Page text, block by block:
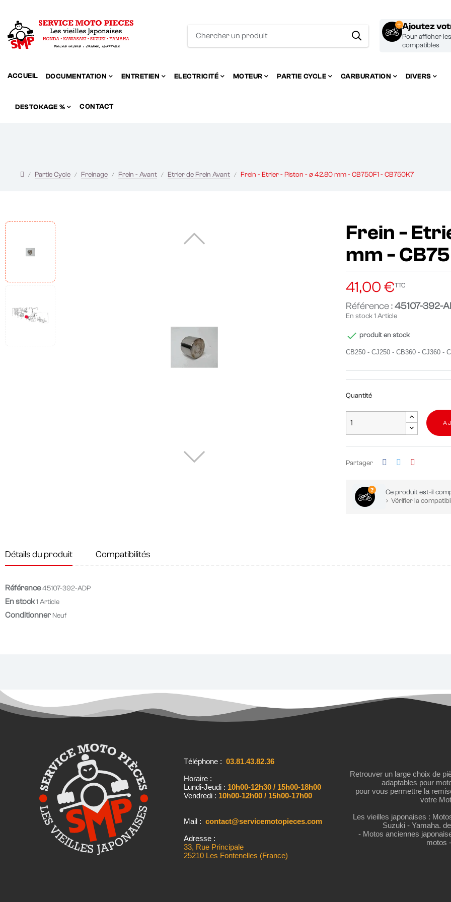
Ajoutez
Pour afficher
compatibles
ACCUEIL DOCUMENTATION ENTRETIEN ELECTRICITÉ MOTEUR PARTIE CYCLE CARBURATION DIVERS
DESTOKAGE % CONTACT
Partie Cycle Freinage Frein - Avant Etrier de Frein Avant Frein - Etrier - Piston - ø 42.80 mm - CB750F1 - CB750K7
Frein -
mm -
41,00 €TTC
Référence :45107-392-
En stock1 Article
 produit en stock
CB250 - CJ250 - CB360 - CJ360 -
Quantité
Partager
Ce produit est-il
Vérifier la
Détails du produit Compatibilités
Référence45107-392-ADP
En stock1 Article
Conditionner Neuf
Téléphone :03.81.43.82.36
Horaire :
Lundi-Jeudi : 10h00-12h30 / 15h00-18h00
Vendredi : 10h00-12h00 / 15h00-17h00
Mail : contact@servicemotopieces.com
Adresse :
33, Rue Principale
25210 Les Fontenelles (France)
Retrouver un large choix de
adaptables pour
pour vous permettre la
votre
Les vieilles japonaises :
Suzuki - Yamaha.
- Motos anciennes
motos -